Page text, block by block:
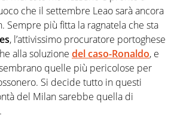
che il settembre Leao sarà ancora
Sempre più fitta la ragnatela che sta
, l’attivissimo procuratore portoghese
alla soluzione del caso-Ronaldo, e
quelle più pericolose per
Si decide tutto in questi
del Milan sarebbe quella di